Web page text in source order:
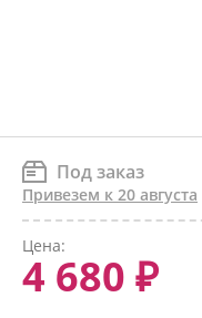
Под заказ
Привезем к 20 августа
Цена:
4 680 ₽